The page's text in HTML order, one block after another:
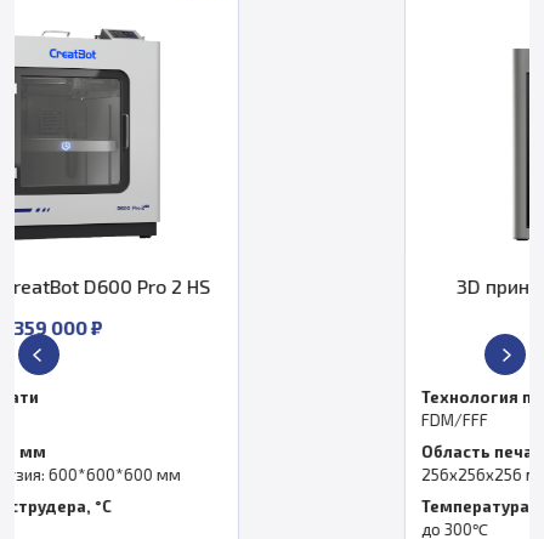
3D принтер Bambu Lab P2S EU
Температура экструдера, °C